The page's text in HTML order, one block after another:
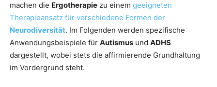
machen die Ergotherapie zu einem geeigneten
Therapieansatz für verschiedene Formen der
Neurodiversität. Im Folgenden werden spezifische
Anwendungsbeispiele für Autismus und ADHS
dargestellt, wobei stets die affirmierende Grundhaltung
im Vordergrund steht.